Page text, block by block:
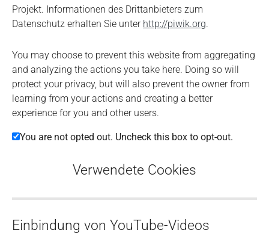
Projekt. Informationen des Drittanbieters zum
Datenschutz erhalten Sie unter http://piwik.org.
You may choose to prevent this website from aggregating
and analyzing the actions you take here. Doing so will
protect your privacy, but will also prevent the owner from
learning from your actions and creating a better
experience for you and other users.
You are not opted out. Uncheck this box to opt-out.
Verwendete Cookies
Einbindung von YouTube-Videos